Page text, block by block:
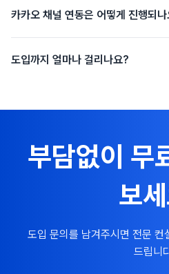
카카오 채널 연동은 어떻게 진행되
도입까지 얼마나 걸리나요?
부담없이 무
보
도입 문의를 남겨주시면 전문
드립니